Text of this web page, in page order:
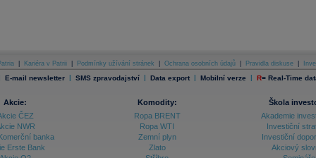
Kariéra v Patrii Podmínky užívání stránek Ochrana osobních údajů Pravidla diskuse
E-mail newsletter | SMS zpravodajství | Data export | Mobilní verze | R= Real-Time
Akcie:
ČEZ
NWR
banka
Erste Bank
Komodity:
Ropa BRENT
Ropa WTI
Zemní plyn
Zlato
Škola
Akademie
Investiční
Investiční
Akciový